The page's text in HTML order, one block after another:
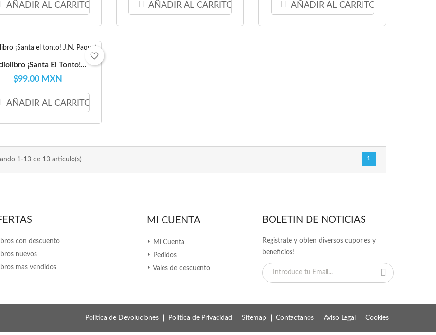
AÑADIR AL CARRITO AÑADIR AL CARRITO AÑADIR AL CARRITO
¡Santa El Tonto!...
$99.00 MXN
AÑADIR AL CARRITO
favorite_border
1-13 de 13 artículo(s) 1
con descuento
nuevos
mas vendidos
MI CUENTA
Mi Cuenta
Pedidos
Vales de descuento
BOLETIN DE NOTICIAS
Registrate y obten diversos cupones y
beneficios!
Politica de Devoluciones Politica de Privacidad Sitemap Contactanos Aviso Legal Cookies